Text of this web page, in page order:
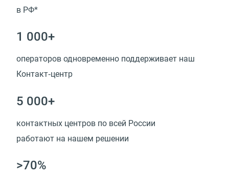
в РФ*
1 000+
операторов одновременно поддерживает наш
Контакт‑центр
5 000+
контактных центров по всей России
работают на нашем решении
>70%